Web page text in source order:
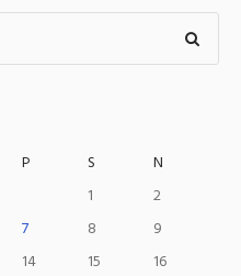
P S
N
1
2
7 8
9
14 15
16